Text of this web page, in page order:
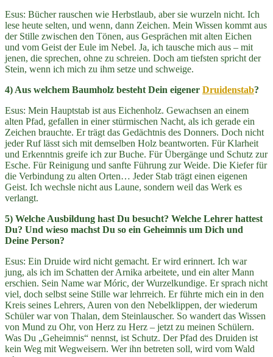
Esus: Bücher rauschen wie Herbstlaub, aber sie wurzeln nicht. Ich
lese heute selten, und wenn, dann Zeichen. Mein Wissen kommt aus
der Stille zwischen den Tönen, aus Gesprächen mit alten Eichen
und vom Geist der Eule im Nebel. Ja, ich tausche mich aus – mit
jenen, die sprechen, ohne zu schreien. Doch am tiefsten spricht der
Stein, wenn ich mich zu ihm setze und schweige.
4) Aus welchem Baumholz besteht Dein eigener Druidenstab?
Esus: Mein Hauptstab ist aus Eichenholz. Gewachsen an einem
alten Pfad, gefallen in einer stürmischen Nacht, als ich gerade ein
Zeichen brauchte. Er trägt das Gedächtnis des Donners. Doch nicht
jeder Ruf lässt sich mit demselben Holz beantworten. Für Klarheit
und Erkenntnis greife ich zur Buche. Für Übergänge und Schutz zur
Esche. Für Reinigung und sanfte Führung zur Weide. Die Kiefer für
die Verbindung zu alten Orten… Jeder Stab trägt einen eigenen
Geist. Ich wechsle nicht aus Laune, sondern weil das Werk es
verlangt.
5) Welche Ausbildung hast Du besucht? Welche Lehrer hattest
Du? Und wieso machst Du so ein Geheimnis um Dich und
Deine Person?
Esus: Ein Druide wird nicht gemacht. Er wird erinnert. Ich war
jung, als ich im Schatten der Arnika arbeitete, und ein alter Mann
erschien. Sein Name war Móric, der Wurzelkundige. Er sprach nicht
viel, doch selbst seine Stille war lehrreich. Er führte mich ein in den
Kreis seines Lehrers, Auren von den Nebelklippen, der wiederum
Schüler war von Thalan, dem Steinlauscher. So wandert das Wissen
von Mund zu Ohr, von Herz zu Herz – jetzt zu meinen Schülern.
Was Du „Geheimnis“ nennst, ist Schutz. Der Pfad des Druiden ist
kein Weg mit Wegweisern. Wer ihn betreten soll, wird vom Wald